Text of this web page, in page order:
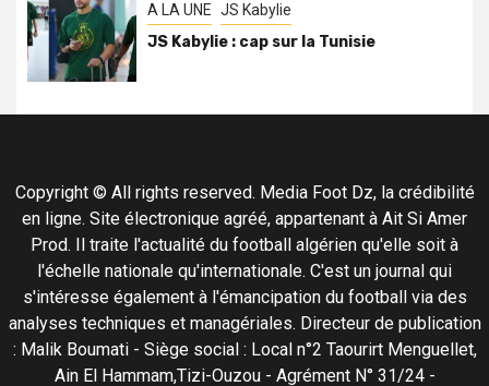
A LA UNE JS Kabylie
JS Kabylie : cap sur la Tunisie
Copyright © All rights reserved. Media Foot Dz, la crédibilité
en ligne. Site électronique agréé, appartenant à Ait Si Amer
Prod. Il traite l'actualité du football algérien qu'elle soit à
l'échelle nationale qu'internationale. C'est un journal qui
s'intéresse également à l'émancipation du football via des
analyses techniques et managériales. Directeur de publication
: Malik Boumati - Siège social : Local n°2 Taourirt Menguellet,
Ain El Hammam,Tizi-Ouzou - Agrément N° 31/24 -